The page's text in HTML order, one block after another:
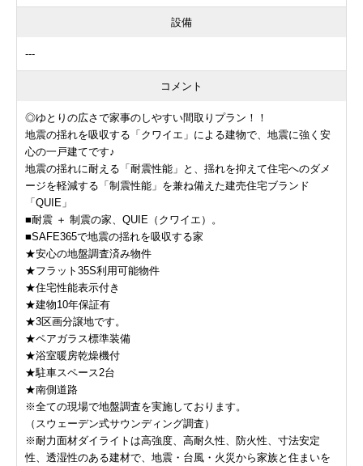
設備
---
コメント
◎ゆとりの広さで家事のしやすい間取りプラン！！
地震の揺れを吸収する「クワイエ」による建物で、地震に強く安
心の一戸建てです♪
地震の揺れに耐える「耐震性能」と、揺れを抑えて住宅へのダメ
ージを軽減する「制震性能」を兼ね備えた建売住宅ブランド
「QUIE」
■耐震 ＋ 制震の家、QUIE（クワイエ）。
■SAFE365で地震の揺れを吸収する家
★安心の地盤調査済み物件
★フラット35S利用可能物件
★住宅性能表示付き
★建物10年保証有
★3区画分譲地です。
★ペアガラス標準装備
★浴室暖房乾燥機付
★駐車スペース2台
★南側道路
※全ての現場で地盤調査を実施しております。
（スウェーデン式サウンディング調査）
※耐力面材ダイライトは高強度、高耐久性、防火性、寸法安定
性、透湿性のある建材で、地震・台風・火災から家族と住まいを